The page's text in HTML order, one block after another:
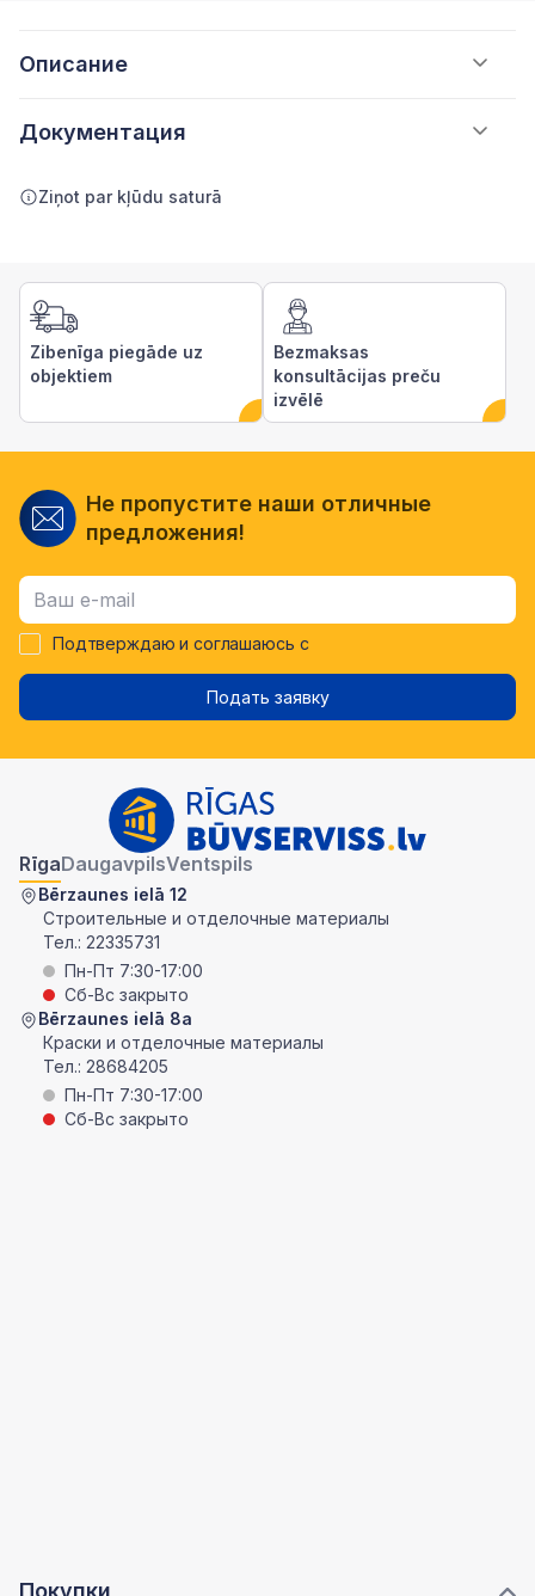
Описание
Документация
Ziņot par kļūdu saturā
Zibenīga piegāde uz
objektiem
Bezmaksas
konsultācijas preču
izvēlē
Не пропустите наши отличные
предложения!
Подтверждаю и соглашаюсь с
Подать заявку
Покупки
RīgaDaugavpilsVentspils
Bērzaunes ielā 12
Строительные и отделочные материалы
Тел.: 22335731
Пн-Пт 7:30-17:00
Сб-Вс закрыто
Bērzaunes ielā 8a
Краски и отделочные материалы
Тел.: 28684205
Пн-Пт 7:30-17:00
Сб-Вс закрыто